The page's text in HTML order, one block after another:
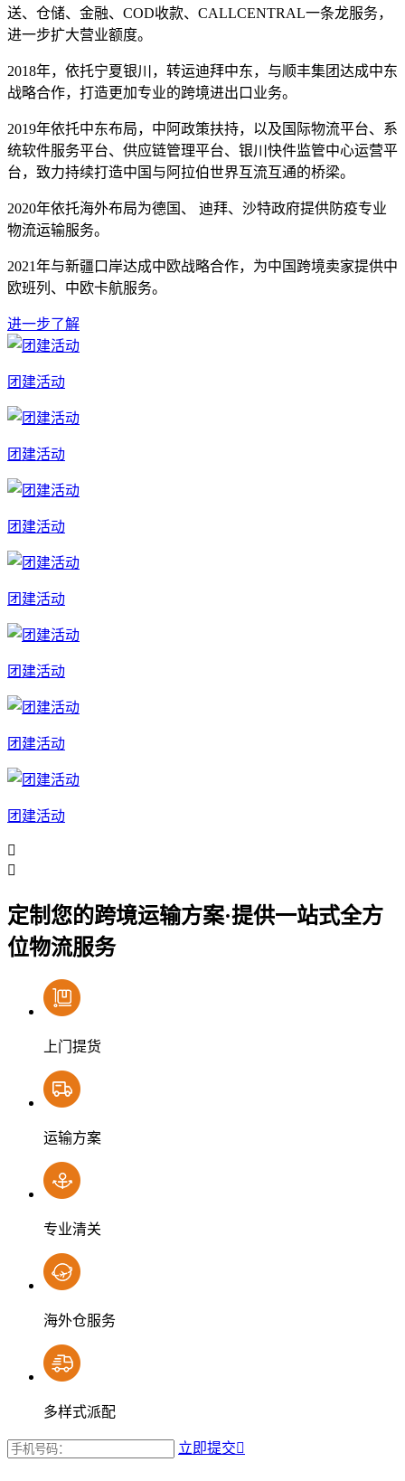
送、仓储、金融、COD收款、CALLCENTRAL一条龙服务，
进一步扩大营业额度。
2018年，依托宁夏银川，转运迪拜中东，与顺丰集团达成中东
战略合作，打造更加专业的跨境进出口业务。
2019年依托中东布局，中阿政策扶持，以及国际物流平台、系
统软件服务平台、供应链管理平台、银川快件监管中心运营平
台，致力持续打造中国与阿拉伯世界互流互通的桥梁。
2020年依托海外布局为德国、 迪拜、沙特政府提供防疫专业
物流运输服务。
2021年与新疆口岸达成中欧战略合作，为中国跨境卖家提供中
欧班列、中欧卡航服务。
进一步了解
团建活动
团建活动
团建活动
团建活动
团建活动
团建活动
团建活动


定制您的跨境运输方案·提供一站式全方
位物流服务
上门提货
运输方案
专业清关
海外仓服务
多样式派配
立即提交